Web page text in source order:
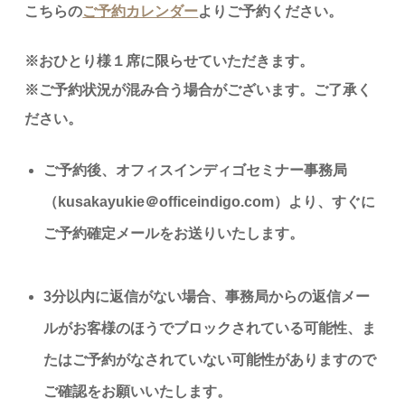
こちらのご予約カレンダーよりご予約ください。
※おひとり様１席に限らせていただきます。
※ご予約状況が混み合う場合がございます。ご了承く
ださい。
ご予約後、オフィスインディゴセミナー事務局
（kusakayukie＠officeindigo.com）より、すぐに
ご予約確定メールをお送りいたします。
3分以内に返信がない場合、事務局からの返信メー
ルがお客様のほうでブロックされている可能性、ま
たはご予約がなされていない可能性がありますので
ご確認をお願いいたします。